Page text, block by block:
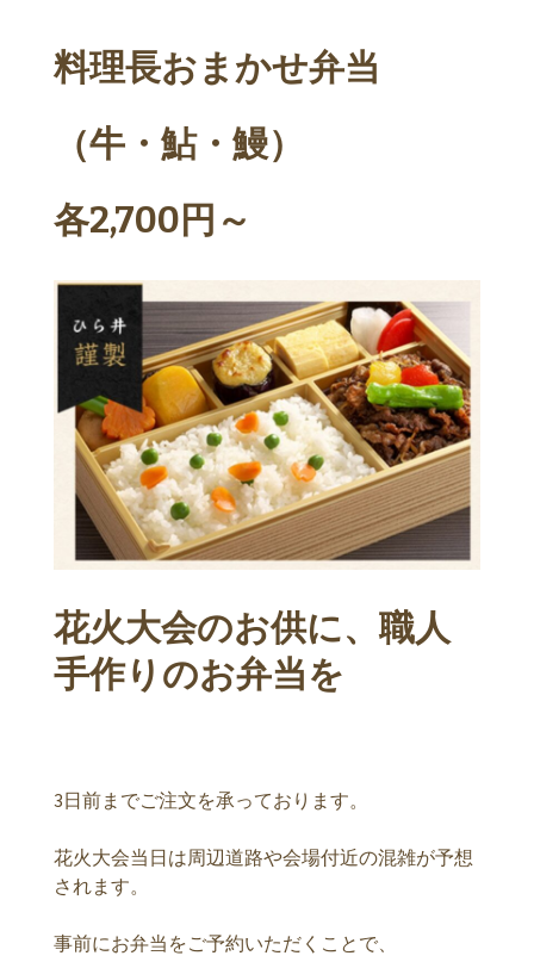
料理長おまかせ弁当
（牛・鮎・鰻）
各2,700円～
花火大会のお供に、職人
手作りのお弁当を
3日前までご注文を承っております。
花火大会当日は周辺道路や会場付近の混雑が予想
されます。
事前にお弁当をご予約いただくことで、